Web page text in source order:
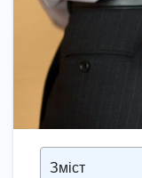
Зміст